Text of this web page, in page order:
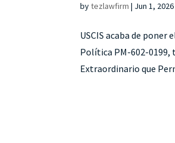
bytezlawfirm | Jun 1, 2026
USCIS acaba de
Política PM-602-0199,
Extraordinario que